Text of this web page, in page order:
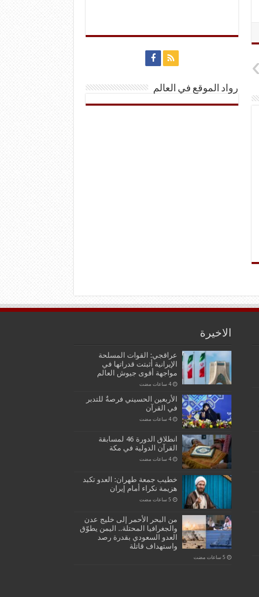
رواد الموقع في العالم
الاخيرة
عراقجي: القوات المسلحة
الإيرانية أثبتت قدراتها في
مواجهة أقوى جيوش العالم
الأربعين الحسيني فرصةٌ للتدبر
في القرآن
انطلاق الدورة 46 لمسابقة
القرآن الدولية في مكة
خطيب جمعة طهران: العدو تكبد
هزيمة نكراء أمام إيران
من البحر الأحمر إلى خليج عدن
والجغرافيا المحتلة.. اليمن يطوّق
العدو السعودي بقدرة رصد
واستهداف قاتلة